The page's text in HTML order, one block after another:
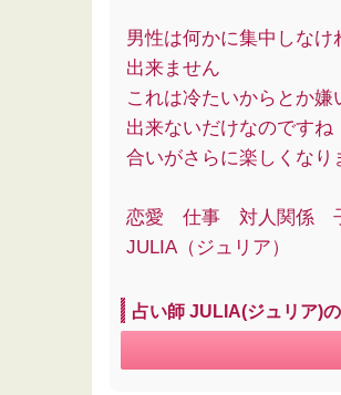
男性は何かに集中しな
出来ません
これは冷たいからとか
出来ないだけなのです
合いがさらに楽しくなり
恋愛 仕事 対人関係 子
JULIA（ジュリア）
占い師 JULIA(ジュリア)